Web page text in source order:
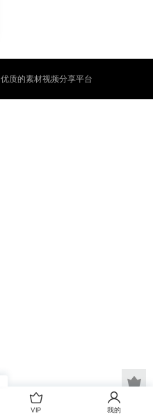
优质的素材视频分享平台
VIP 我的